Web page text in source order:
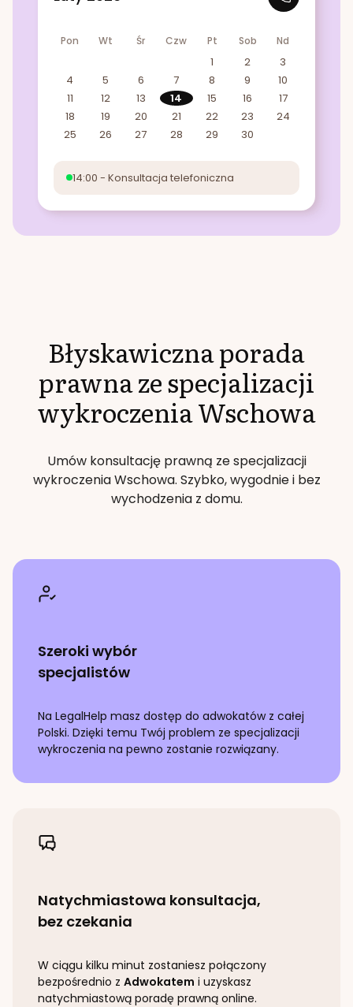
Pon Wt Śr Czw Pt Sob Nd
1 2
3
4
5 6 7 8 9
10
11
12 13 14 15 16
17
18
19 20 21 22 23
24
25
26 27 28 29 30
14:00 - Konsultacja telefoniczna
Błyskawiczna porada
prawna ze specjalizacji
wykroczeniaWschowa
Umów konsultację prawną ze specjalizacji
wykroczeniaWschowa. Szybko, wygodnie i bez
wychodzenia z domu.
Szeroki wybór
specjalistów
Na LegalHelp masz dostęp do adwokatów z całej
Polski. Dzięki temu Twój problem ze specjalizacji
wykroczenia na pewno zostanie rozwiązany.
Natychmiastowa konsultacja,
bez czekania
W ciągu kilku minut zostaniesz połączony
bezpośrednio z Adwokatem i uzyskasz
natychmiastową poradę prawną online.